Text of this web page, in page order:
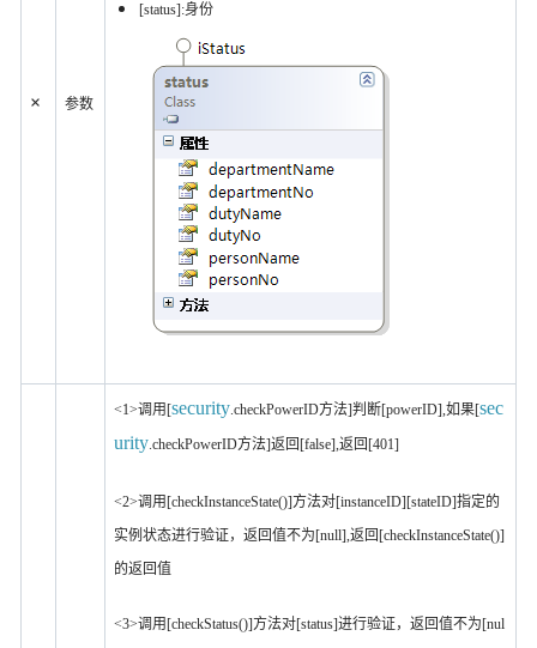
× 参数
[status]:身份
<1>调用[security.checkPowerID方法]判断[powerID],如果[sec
urity.checkPowerID方法]返回[false],返回[401]
<2>调用[checkInstanceState()]方法对[instanceID][stateID]指定的
实例状态进行验证，返回值不为[null],返回[checkInstanceState()]
的返回值
<3>调用[checkStatus()]方法对[status]进行验证，返回值不为[nul